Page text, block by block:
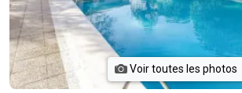
Voir toutes les photos